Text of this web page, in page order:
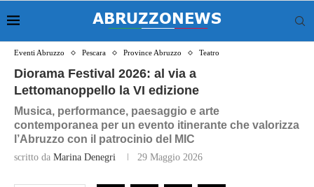
Eventi Abruzzo Pescara Province Abruzzo Teatro
Diorama Festival 2026: al via a
Lettomanoppello la VI edizione
Musica, performance, paesaggio e arte
contemporanea per un evento itinerante che valorizza
l’Abruzzo con il patrocinio del MIC
scritto da Marina Denegri 29 Maggio 2026